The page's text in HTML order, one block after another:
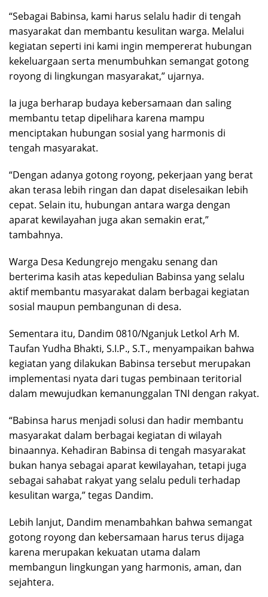
“Sebagai Babinsa, kami harus selalu hadir di tengah
masyarakat dan membantu kesulitan warga. Melalui
kegiatan seperti ini kami ingin mempererat hubungan
kekeluargaan serta menumbuhkan semangat gotong
royong di lingkungan masyarakat,” ujarnya.
Ia juga berharap budaya kebersamaan dan saling
membantu tetap dipelihara karena mampu
menciptakan hubungan sosial yang harmonis di
tengah masyarakat.
“Dengan adanya gotong royong, pekerjaan yang berat
akan terasa lebih ringan dan dapat diselesaikan lebih
cepat. Selain itu, hubungan antara warga dengan
aparat kewilayahan juga akan semakin erat,”
tambahnya.
Warga Desa Kedungrejo mengaku senang dan
berterima kasih atas kepedulian Babinsa yang selalu
aktif membantu masyarakat dalam berbagai kegiatan
sosial maupun pembangunan di desa.
Sementara itu, Dandim 0810/Nganjuk Letkol Arh M.
Taufan Yudha Bhakti, S.I.P., S.T., menyampaikan bahwa
kegiatan yang dilakukan Babinsa tersebut merupakan
implementasi nyata dari tugas pembinaan teritorial
dalam mewujudkan kemanunggalan TNI dengan rakyat.
“Babinsa harus menjadi solusi dan hadir membantu
masyarakat dalam berbagai kegiatan di wilayah
binaannya. Kehadiran Babinsa di tengah masyarakat
bukan hanya sebagai aparat kewilayahan, tetapi juga
sebagai sahabat rakyat yang selalu peduli terhadap
kesulitan warga,” tegas Dandim.
Lebih lanjut, Dandim menambahkan bahwa semangat
gotong royong dan kebersamaan harus terus dijaga
karena merupakan kekuatan utama dalam
membangun lingkungan yang harmonis, aman, dan
sejahtera.